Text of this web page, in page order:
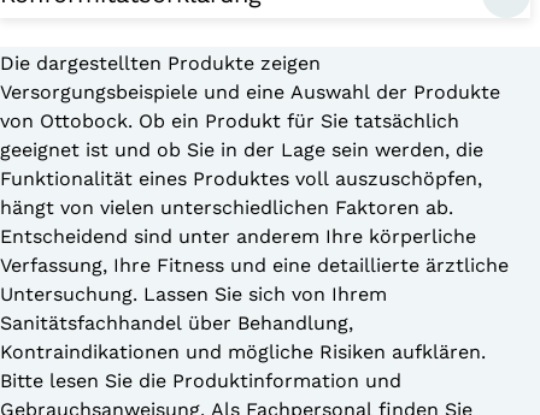
Die dargestellten Produkte zeigen
Versorgungsbeispiele und eine Auswahl der Produkte
von Ottobock. Ob ein Produkt für Sie tatsächlich
geeignet ist und ob Sie in der Lage sein werden, die
Funktionalität eines Produktes voll auszuschöpfen,
hängt von vielen unterschiedlichen Faktoren ab.
Entscheidend sind unter anderem Ihre körperliche
Verfassung, Ihre Fitness und eine detaillierte ärztliche
Untersuchung. Lassen Sie sich von Ihrem
Sanitätsfachhandel über Behandlung,
Kontraindikationen und mögliche Risiken aufklären.
Bitte lesen Sie die Produktinformation und
Gebrauchsanweisung. Als Fachpersonal finden Sie